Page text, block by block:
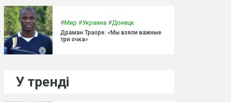
#Мир #Украина #Донецк
Драман Траоре: «Мы взяли важные
три очка»
У тренді